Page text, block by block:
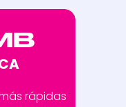
rápidas